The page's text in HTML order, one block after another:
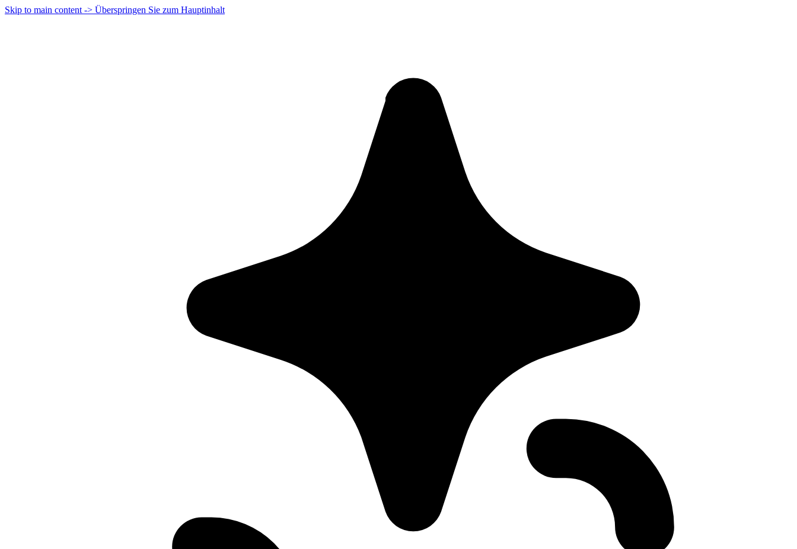
Skip to main content -> Überspringen Sie zum Hauptinhalt